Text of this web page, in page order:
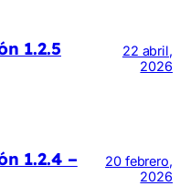
1.2.5
22 abril,
2026
1.2.4 –
20 febrero,
2026